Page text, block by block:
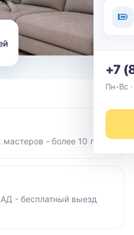
+7
Пн-Вс
- более 10 лет
- бесплатный выезд